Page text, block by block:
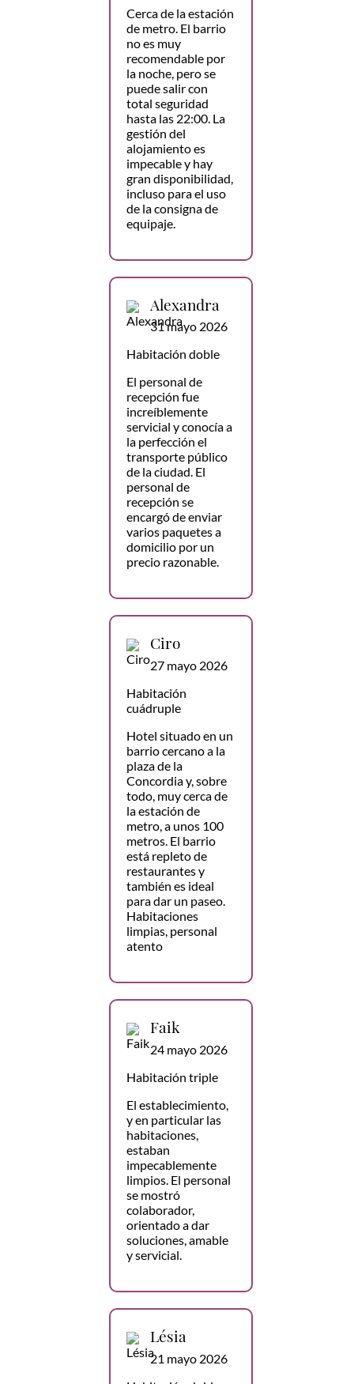
Cerca de la estación
de metro. El barrio
no es muy
recomendable por
la noche, pero se
puede salir con
total seguridad
hasta las 22:00. La
gestión del
alojamiento es
impecable y hay
gran disponibilidad,
incluso para el uso
de la consigna de
equipaje.
Alexandra
31 mayo 2026
Habitación doble
El personal de
recepción fue
increíblemente
servicial y conocía a
la perfección el
transporte público
de la ciudad. El
personal de
recepción se
encargó de enviar
varios paquetes a
domicilio por un
precio razonable.
Ciro
27 mayo 2026
Habitación
cuádruple
Hotel situado en un
barrio cercano a la
plaza de la
Concordia y, sobre
todo, muy cerca de
la estación de
metro, a unos 100
metros. El barrio
está repleto de
restaurantes y
también es ideal
para dar un paseo.
Habitaciones
limpias, personal
atento
Faik
24 mayo 2026
Habitación triple
El establecimiento,
y en particular las
habitaciones,
estaban
impecablemente
limpios. El personal
se mostró
colaborador,
orientado a dar
soluciones, amable
y servicial.
Lésia
21 mayo 2026